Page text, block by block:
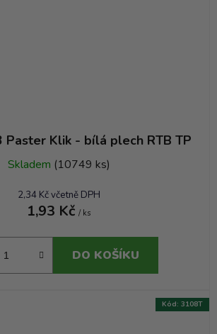
Paster Klik - bílá plech RTB TP
Skladem (10749 ks)
2,34 Kč včetně DPH
1,93 Kč / ks
DO KOŠÍKU
Kód: 3108T